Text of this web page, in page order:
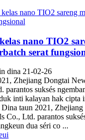
nano TIO2
serat
dina 21-02-26
Zhejiang Dongtai
parantos suksés
inti kalayan hak cipta
taun 2021,
Co., Ltd. parantos
dua séri co ...